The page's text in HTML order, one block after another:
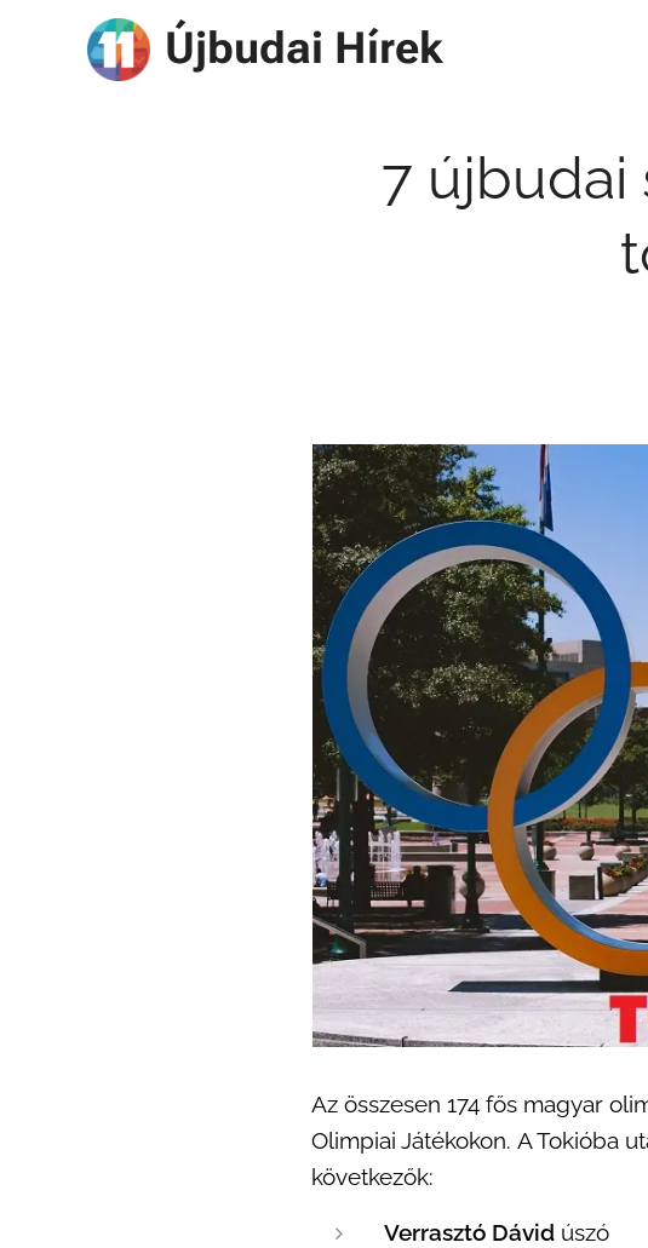
Újbudai Hírek
7 újbudai
Az összesen 174 fős magyar
Olimpiai Játékokon. A Tokióba
következők:
Verrasztó Dávid úszó